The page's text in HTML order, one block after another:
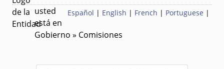
Español | English | French | Portuguese |
usted
está en
Gobierno » Comisiones